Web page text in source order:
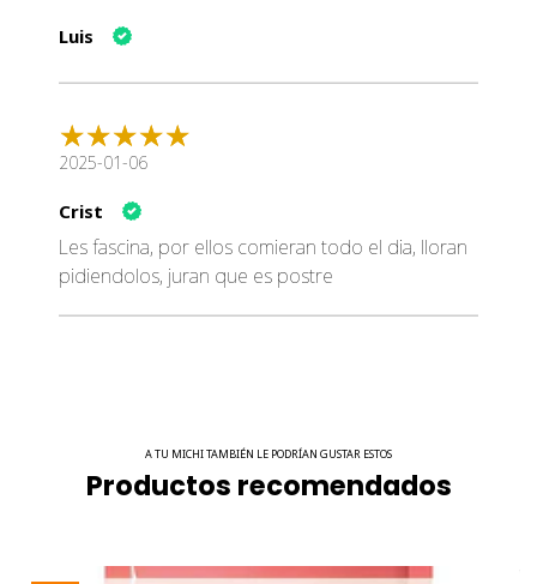
Luis
2025-01-06
Crist
Les fascina, por ellos comieran todo el dia, lloran
pidiendolos, juran que es postre
A TU MICHI TAMBIÉN LE PODRÍAN GUSTAR ESTOS
Productos recomendados